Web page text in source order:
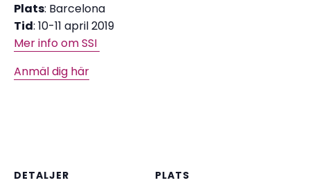
Plats: Barcelona
Tid: 10-11 april 2019
Mer info om SSI
Anmäl dig här
DETALJER
PLATS